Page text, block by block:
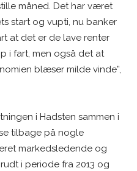
måned. Det har været
start og vupti, nu banker
at det er de lave renter
i fart, men også det at
blæser milde vinde”,
i Hadsten sammen i
tilbage på nogle
markedsledende og
i periode fra 2013 og